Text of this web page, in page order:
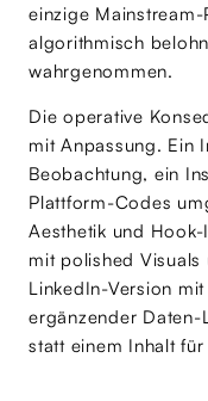
einzige
algorithmisch
wahrgenommen.
Die operative
mit Anpassung. Ein
Beobachtung, ein
Plattform-Codes
Aesthetik und
mit polished
LinkedIn-Version
ergänzender Daten-
statt einem Inhalt